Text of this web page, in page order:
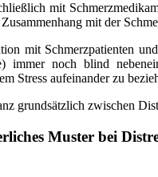
mit
mit der
mit Schmerzpatienten
immer noch blind
Stress aufeinander zu
grundsätzlich zwischen
Muster bei